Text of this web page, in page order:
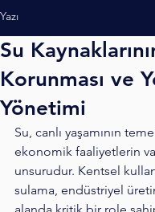
Yazı
Su
Korunması ve
Yönetimi
Su, canlı yaşamının
ekonomik faaliyetlerin
unsurudur. Kentsel
sulama, endüstriyel